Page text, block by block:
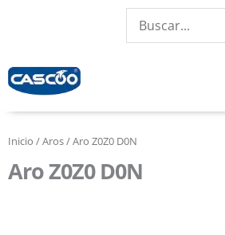
Inicio /Aros/ Aro Z0Z0 D0N
Aro Z0Z0 D0N